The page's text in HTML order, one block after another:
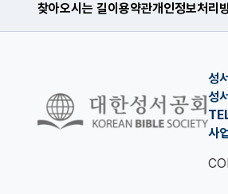
찾아오시는 길이용약관개인정보처리
성
성
사